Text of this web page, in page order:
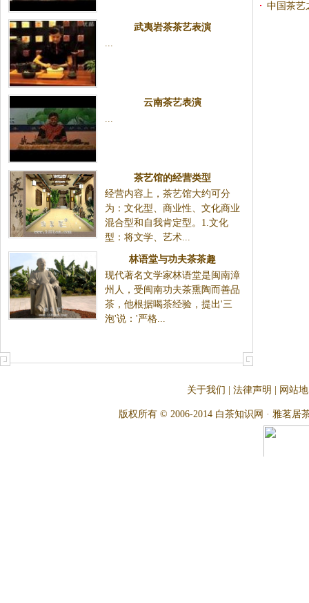
武夷岩茶茶艺表演
...
云南茶艺表演
...
茶艺馆的经营类型
经营内容上，茶艺馆大约可分
为：文化型、商业性、文化商业
混合型和自我肯定型。1.文化
型：将文学、艺术...
林语堂与功夫茶茶趣
现代著名文学家林语堂是闽南漳
州人，受闽南功夫茶熏陶而善品
茶，他根据喝茶经验，提出'三
泡'说：'严格...
中国茶艺
关于我们 法律声明 网站
版权所有 © 2006-2014 白茶知识网 · 雅茗居